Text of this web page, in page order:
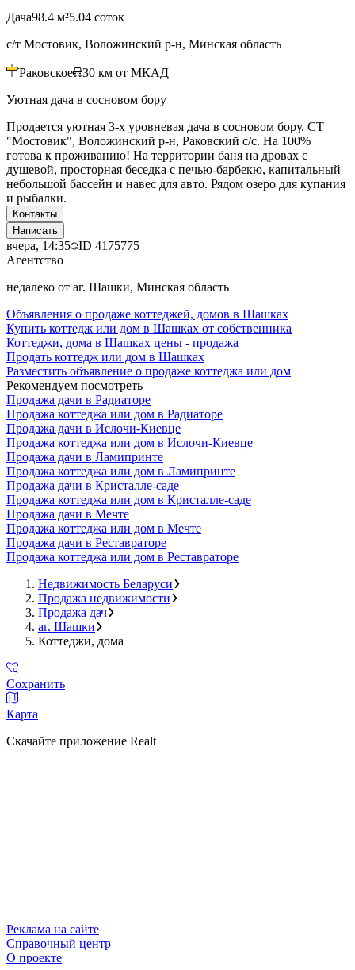
Дача98.4 м²5.04 соток
с/т Мостовик, Воложинский р-н, Минская область
Раковское 30 км от МКАД
Уютная дача в сосновом бору
Продается уютная 3-х уровневая дача в сосновом бору. СТ
"Мостовик", Воложинский р-н, Раковский с/с. На 100%
готова к проживанию! На территории баня на дровах с
душевой, просторная беседка с печью-барбекю, капитальный
небольшой бассейн и навес для авто. Рядом озеро для купания
и рыбалки.
Контакты
Написать
вчера, 14:35 ID 4175775
Агентство
недалеко от аг. Шашки, Минская область
Объявления о продаже коттеджей, домов в Шашках
Купить коттедж или дом в Шашках от собственника
Коттеджи, дома в Шашках цены - продажа
Продать коттедж или дом в Шашках
Разместить объявление о продаже коттеджа или дом
Рекомендуем посмотреть
Продажа дачи в Радиаторе
Продажа коттеджа или дом в Радиаторе
Продажа дачи в Ислочи-Киевце
Продажа коттеджа или дом в Ислочи-Киевце
Продажа дачи в Ламипринте
Продажа коттеджа или дом в Ламипринте
Продажа дачи в Кристалле-саде
Продажа коттеджа или дом в Кристалле-саде
Продажа дачи в Мечте
Продажа коттеджа или дом в Мечте
Продажа дачи в Реставраторе
Продажа коттеджа или дом в Реставраторе
Недвижимость Беларуси
Продажа недвижимости
Продажа дач
аг. Шашки
Коттеджи, дома
Сохранить
Карта
Скачайте приложение Realt
Реклама на сайте
Справочный центр
О проекте